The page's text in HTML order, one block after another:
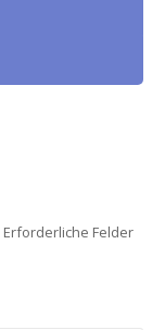
Erforderliche Felder